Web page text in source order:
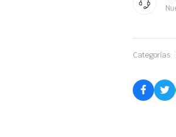
Categorías: